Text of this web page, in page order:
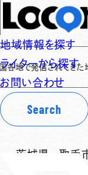
地域情報を探す
ライターから探す
お問い合わせ
Search
れてきた地域情報を
茨城県 取手